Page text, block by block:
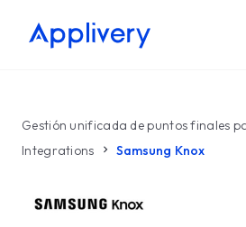
Gestión unificada de puntos finales
Integrations
Samsung Knox